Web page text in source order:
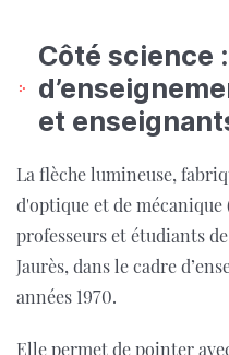
Côté science
et
La flèche lumineuse,
d'optique et de
professeurs et étudiants
Jaurès, dans le cadre
années 1970.
Elle permet de pointer